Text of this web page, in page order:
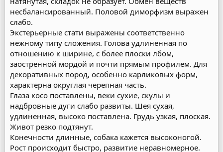
несбалансированный. Половой диморфизм выражен
слабо.
Экстерьерные стати выражены соответственно
нежному типу сложения. Голова удлиненная по
отношению к ширине, с более плоски лбом,
заостренной мордой и почти прямым профилем. Для
декоративных пород, особенно карликовых форм,
характерна округлая черепная часть.
Глаза косо поставлены, веки сухие, скулы и
надбровные дуги слабо развиты. Шея сухая,
удлиненная, высоко поставлена. Грудь узкая, плоская.
Живот резко подтянут.
Конечности длинные, собака кажется высоконогой.
Рост происходит быстро, развитие неравномерное.